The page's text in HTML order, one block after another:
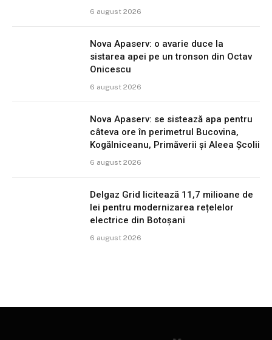
6 august 2026
Nova Apaserv: o avarie duce la
sistarea apei pe un tronson din Octav
Onicescu
6 august 2026
Nova Apaserv: se sistează apa pentru
câteva ore în perimetrul Bucovina,
Kogălniceanu, Primăverii și Aleea Școlii
6 august 2026
Delgaz Grid licitează 11,7 milioane de
lei pentru modernizarea rețelelor
electrice din Botoșani
6 august 2026